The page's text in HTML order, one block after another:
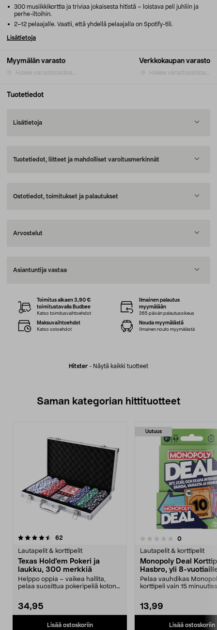
Myymälän varasto
Hakee varastosaldoa...
Verkkokaupan varasto
Hakee varastosaldoa...
300 musiikkikorttia ja triviaa jokaisesta hitistä – loistava peli juhliin ja
perhe-iltoihin.
2–12 pelaajalle. Vaatii, että yhdellä pelaajalla on Spotify-tili.
Lisätietoja
Tuotetiedot
Lisätietoja
Tuotetiedot, liitteet ja mahdolliset varoitusmerkinnät
Ostotiedot, toimitukset ja palautukset
Arvostelut
Asiantuntija vastaa
Hitster - Näytä kaikki tuotteet
Toimitus alkaen 3,90 €
toimitustavalla Budbee
Katso toimitusvaihtoehdot
Ilmainen palautus
myymälään
365 päivän palautusoikeus
Maksuvaihtoehdot
Katso ostoehdot
Nouda myymälästä
Ilmainen nouto myymälästä
Saman kategorian hittituotteet
62
Lautapelit & korttipelit
Texas Hold’em Pokeri ja
laukku, 300 merkkiä
Helppo oppia – vaikea hallita,
pelaa suosittua pokeripeliä kotona.
34,95
Lisää ostoskoriin
Uutuus
0.0 viidestä
0arvostelut
Lautapelit & korttipelit
Monopoly Deal
Hasbro, yli 8-
Pelaa vauhdikas
korttipeli vain 15
13,99
Lisää ostoskoriin
4.5 viidestä